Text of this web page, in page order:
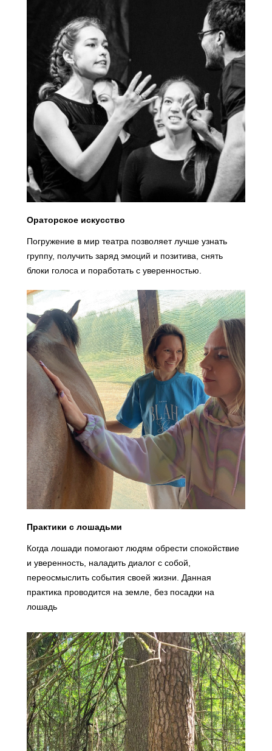
Ораторское искусство
Погружение в мир театра позволяет лучше узнать
группу, получить заряд эмоций и позитива, снять
блоки голоса и поработать с уверенностью.
Практики с лошадьми
Когда лошади помогают людям обрести спокойствие
и уверенность, наладить диалог с собой,
переосмыслить события своей жизни. Данная
практика проводится на земле, без посадки на
лошадь